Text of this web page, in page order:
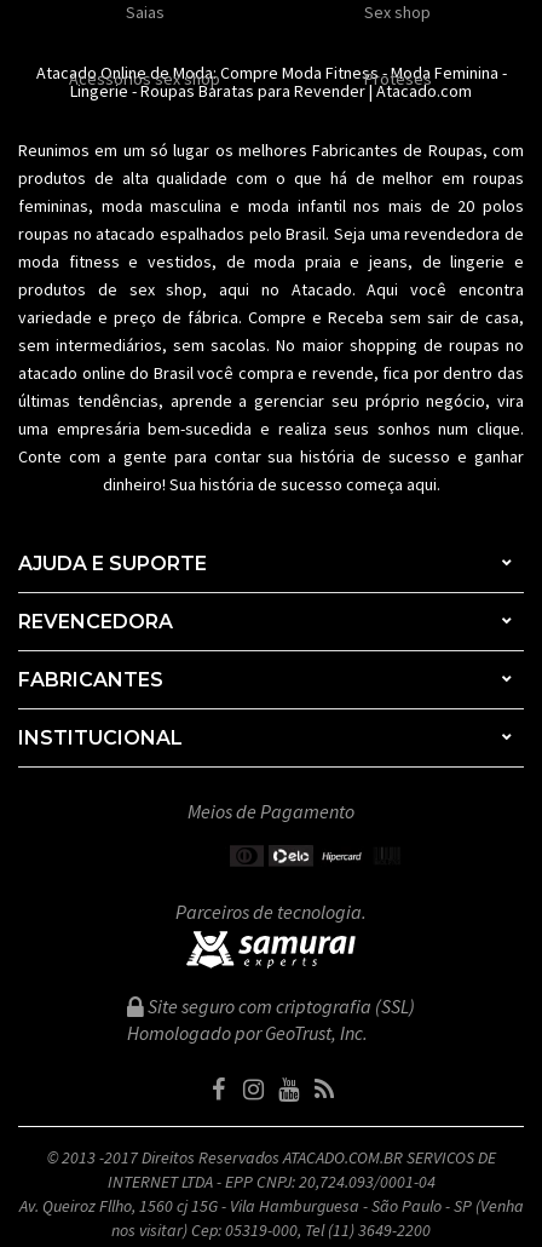
Moda fitness Moda praia
Plus size Acessórios femininos
Calcinhas Soutiens
Conjuntos Modeladores
Saias Sex shop
Acessorios sex shop Proteses
Atacado Online de Moda: Compre Moda Fitness-Moda Feminina -
Lingerie-Roupas Baratas para Revender| Atacado.com
Reunimos em um só lugar os melhoresFabricantes de Roupas, com
produtos de alta qualidade com o que há de melhor em roupas
femininas, moda masculina e moda infantil nos mais de 20 polos
roupas no atacado espalhados pelo Brasil. Seja uma revendedora de
moda fitness e vestidos, de moda praia e jeans, de lingerie e
produtos de sex shop, aqui no Atacado. Aqui você encontra
variedade e preço de fábrica. Compre e Receba sem sair de casa,
sem intermediários, sem sacolas. No maior shopping de roupas no
atacado online do Brasil você compra e revende, fica por dentro das
últimas tendências, aprende a gerenciar seu próprio negócio, vira
uma empresária bem-sucedida e realiza seus sonhos num clique.
Conte com a gente para contar sua história de sucesso e ganhar
dinheiro! Sua história de sucesso começa aqui.
AJUDA E SUPORTE
REVENCEDORA
FABRICANTES
INSTITUCIONAL
Meios de Pagamento
Parceiros de tecnologia.
Site seguro com criptografia (SSL)
Homologado por GeoTrust, Inc.
© 2013 -2017 Direitos Reservados ATACADO.COM.BR SERVICOS DE
INTERNET LTDA - EPP CNPJ: 20,724.093/0001-04
Av. Queiroz Fllho, 1560 cj 15G - Vila Hamburguesa - São Paulo - SP (Venha
nos visitar) Cep: 05319-000, Tel (11) 3649-2200